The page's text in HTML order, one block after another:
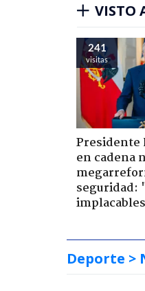
VISTO
241
visitas
Presidente
en cadena
seguridad:
Deporte >